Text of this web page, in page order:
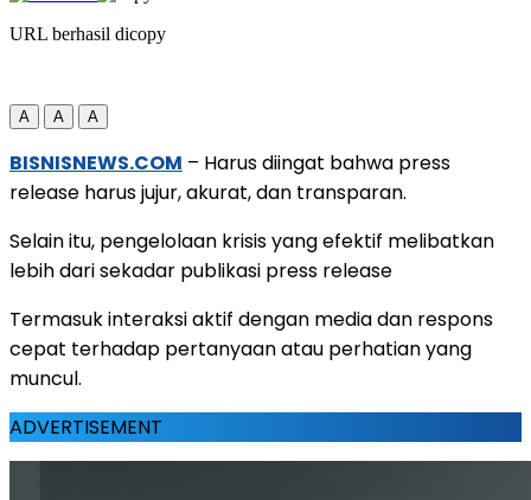
URL berhasil dicopy
A A A
BISNISNEWS.COM – Harus diingat bahwa press
release harus jujur, akurat, dan transparan.
Selain itu, pengelolaan krisis yang efektif melibatkan
lebih dari sekadar publikasi press release
Termasuk interaksi aktif dengan media dan respons
cepat terhadap pertanyaan atau perhatian yang
muncul.
ADVERTISEMENT